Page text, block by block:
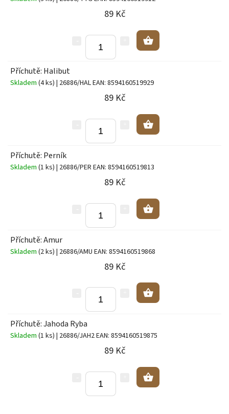
89 Kč
Příchutě: Halibut
Skladem (4 ks) | 26886/HALEAN: 8594160519929
89 Kč
Příchutě: Perník
Skladem (1 ks) | 26886/PER EAN: 8594160519813
89 Kč
Příchutě: Amur
Skladem (2 ks) | 26886/AMU EAN: 8594160519868
89 Kč
Příchutě: Jahoda Ryba
Skladem (1 ks) | 26886/JAH2EAN: 8594160519875
89 Kč